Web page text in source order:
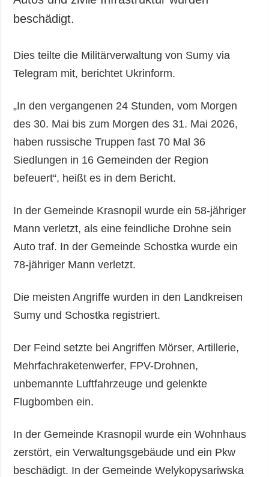
beschädigt.
Dies teilte die Militärverwaltung von Sumy via
Telegram mit, berichtet Ukrinform.
„In den vergangenen 24 Stunden, vom Morgen
des 30. Mai bis zum Morgen des 31. Mai 2026,
haben russische Truppen fast 70 Mal 36
Siedlungen in 16 Gemeinden der Region
befeuert“, heißt es in dem Bericht.
In der Gemeinde Krasnopil wurde ein 58-jähriger
Mann verletzt, als eine feindliche Drohne sein
Auto traf. In der Gemeinde Schostka wurde ein
78-jähriger Mann verletzt.
Die meisten Angriffe wurden in den Landkreisen
Sumy und Schostka registriert.
Der Feind setzte bei Angriffen Mörser, Artillerie,
Mehrfachraketenwerfer, FPV-Drohnen,
unbemannte Luftfahrzeuge und gelenkte
Flugbomben ein.
In der Gemeinde Krasnopil wurde ein Wohnhaus
zerstört, ein Verwaltungsgebäude und ein Pkw
beschädigt. In der Gemeinde Welykopysariwska